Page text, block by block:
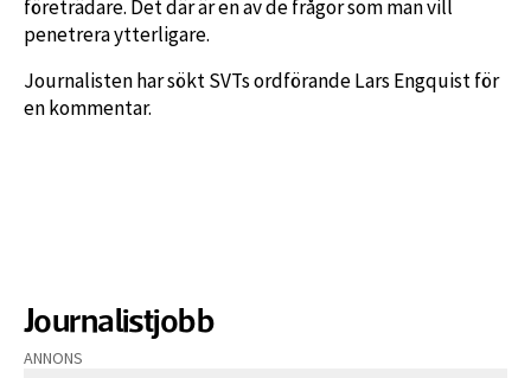
företrädare. Det där är en av de frågor som man vill
penetrera ytterligare.
Journalisten har sökt SVTs ordförande Lars Engquist för
en kommentar.
Journalistjobb
ANNONS